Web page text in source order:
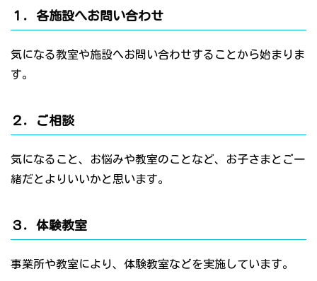
１．各施設へお問い合わせ
気になる教室や施設へお問い合わせすることから始まりま
す。
２．ご相談
気になること、お悩みや教室のことなど、お子さまとご一
緒だとよりいいかと思います。
３．体験教室
事業所や教室により、体験教室などを実施しています。